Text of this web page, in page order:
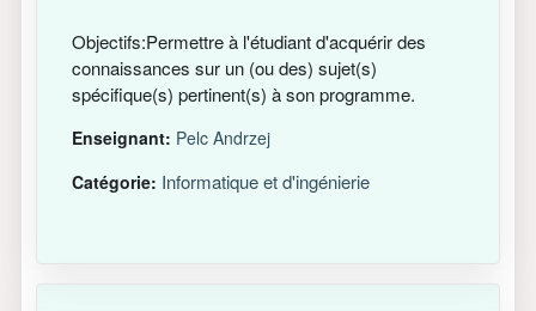
Objectifs:Permettre à l'étudiant d'acquérir des
connaissances sur un (ou des) sujet(s)
spécifique(s) pertinent(s) à son programme.
Enseignant: Pelc Andrzej
Catégorie: Informatique et d'ingénierie